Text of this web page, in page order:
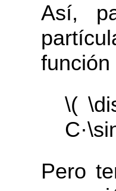
Así,
\(
Pero